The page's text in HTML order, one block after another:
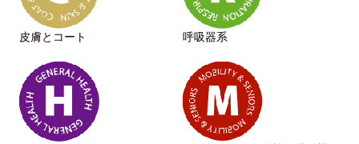
皮膚とコート 呼吸器系